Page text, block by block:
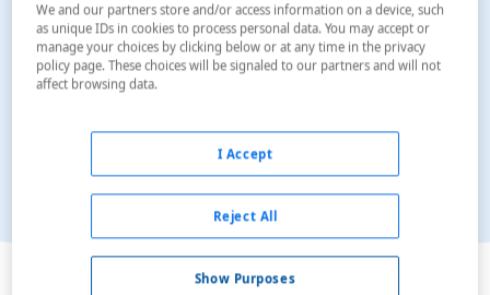
Ver en el mapa
We and our partners store and/or access information on a device, such
as unique IDs in cookies to process personal data. You may accept or
manage your choices by clicking below or at any time in the privacy
policy page. These choices will be signaled to our partners and will not
affect browsing data.
Show Purposes
Reject All
I Accept